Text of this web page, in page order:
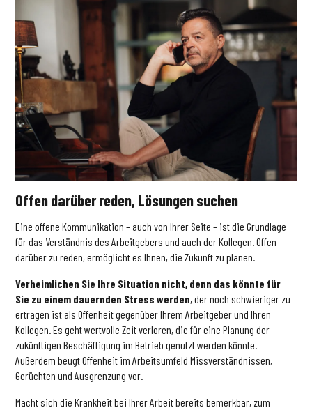
Offen darüber reden, Lösungen suchen
Eine offene Kommunikation – auch von Ihrer Seite – ist die Grundlage
für das Verständnis des Arbeitgebers und auch der Kollegen. Offen
darüber zu reden, ermöglicht es Ihnen, die Zukunft zu planen.
Verheimlichen Sie Ihre Situation nicht, denn das könnte für
Sie zu einem dauernden Stress werden, der noch schwieriger zu
ertragen ist als Offenheit gegenüber Ihrem Arbeitgeber und Ihren
Kollegen. Es geht wertvolle Zeit verloren, die für eine Planung der
zukünftigen Beschäftigung im Betrieb genutzt werden könnte.
Außerdem beugt Offenheit im Arbeitsumfeld Missverständnissen,
Gerüchten und Ausgrenzung vor.
Macht sich die Krankheit bei Ihrer Arbeit bereits bemerkbar, zum